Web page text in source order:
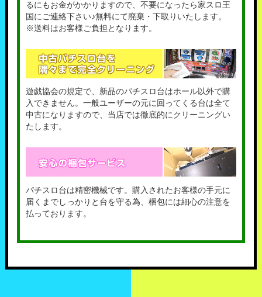
るにもお金がかかりますので、不要になったら家スロ王
国にご連絡下さい♪無料にて廃棄・下取りいたします。
※送料はお客様ご負担となります。
遊戯協会の規定で、新品のパチスロ台はホール以外で購
入できません。一般ユーザーの元に回ってくる台は全て
中古になりますので、当店では徹底的にクリーニングい
たします。
パチスロ台は精密機械です。購入されたお客様の手元に
届くまでしっかりと台を守る為、梱包には細心の注意を
払っております。